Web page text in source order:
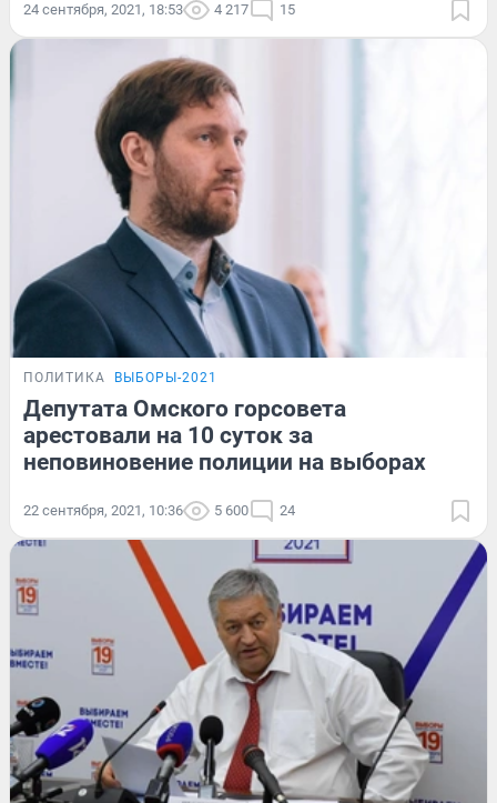
24 сентября, 2021, 18:53 4 217 15
ПОЛИТИКА ВЫБОРЫ-2021
Депутата Омского горсовета
арестовали на 10 суток за
неповиновение полиции на выборах
22 сентября, 2021, 10:36 5 600 24